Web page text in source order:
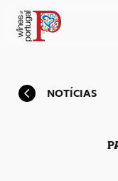
NOTÍCIAS